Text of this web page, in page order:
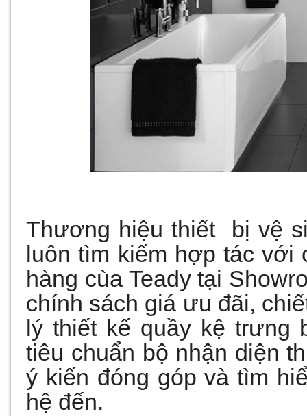
Thương hiệu thiết bị vệ
luôn tìm kiếm hợp tác với
hàng cùa Teady tại
chính sách giá ưu đãi,
lý thiết kế quầy kệ trưng
tiêu chuẩn bộ nhận diện
ý kiến đóng góp và tìm
hệ đến.